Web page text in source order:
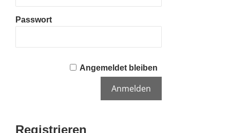
Passwort
Angemeldet bleiben
Registrieren